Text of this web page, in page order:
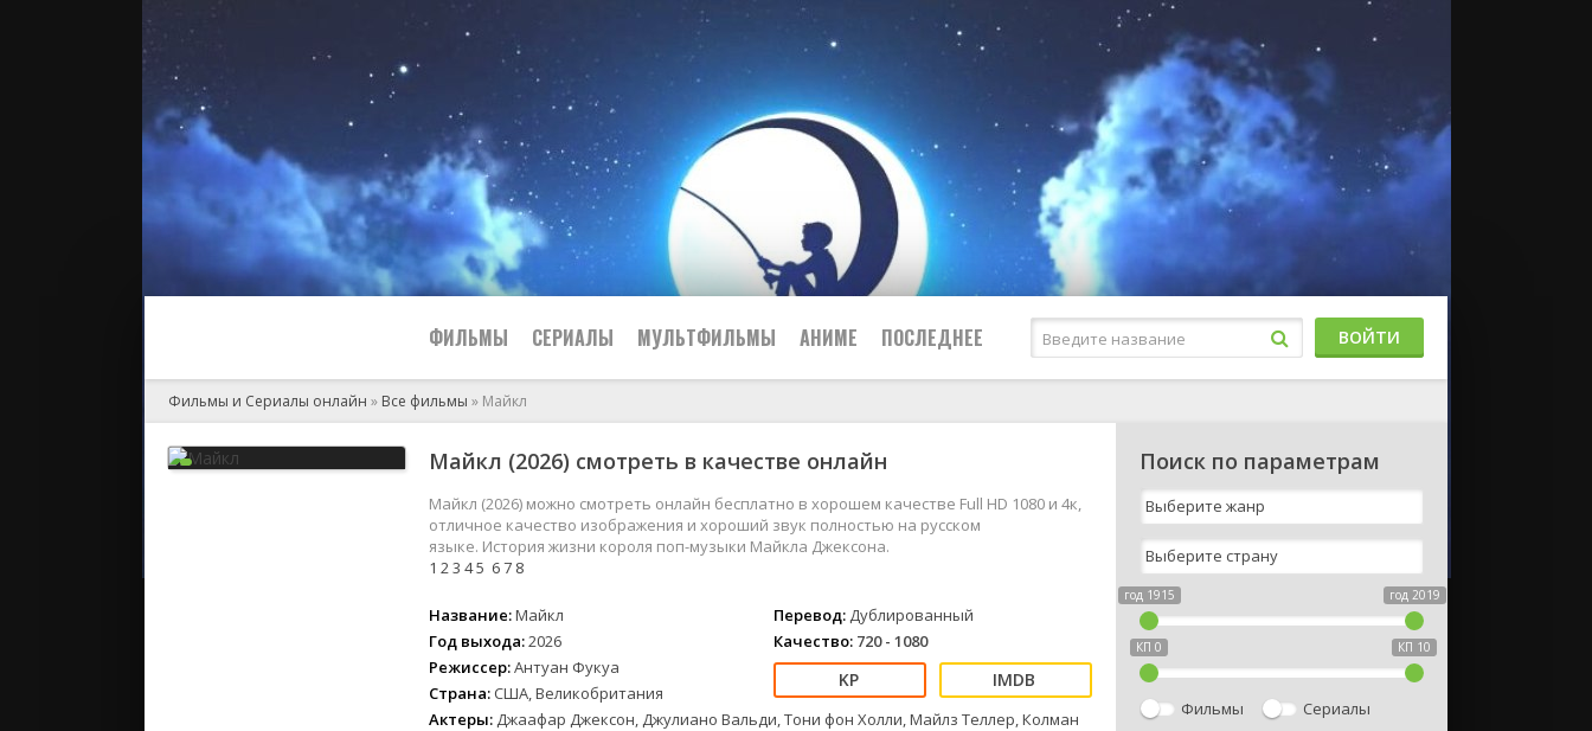
ФИЛЬМЫ
2024
2023
2022
Русские
СССР
Зарубежные
Боевики
Военные
Детективы
Приключения
Семейные
Ужасы
СЕРИАЛЫ МУЛЬТФИЛЬМЫ АНИМЕ ПОСЛЕДНЕЕ
2024
2023
Зарубежные
ВОЙТИ
Фильмы и Сериалы онлайн » Все фильмы » Майкл
Майкл (2026) смотреть в качестве онлайн
Майкл (2026) можно смотреть онлайн бесплатно в хорошем качестве Full HD 1080 и 4к,
отличное качество изображения и хороший звук полностью на русском
языке. История жизни короля поп-музыки Майкла Джексона.
1 23 45 67 8
Название:Майкл
Год выхода:2026
Режиссер:Антуан Фукуа
Страна: США, Великобритания
Перевод: Дублированный
Качество: 720 - 1080
Актеры: Джаафар Джексон, Джулиано Вальди, Тони фон Холли, Майлз Теллер, Колман
Поиск по параметрам
год 1915 год 2019
КП 0 КП 10
Фильмы
Сериалы